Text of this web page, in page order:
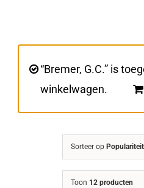
Steun BONAS
Winkelwagen“Bremer, G.C.” is
winkelwagen.
Sorteer op Populariteit
Toon 12 producten